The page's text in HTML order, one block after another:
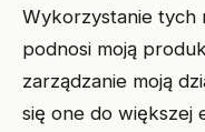
Wykorzystanie tych
podnosi moją
zarządzanie moją
się one do większej